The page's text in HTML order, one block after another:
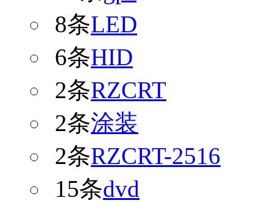
8条LED
6条HID
2条RZCRT
2条涂装
2条RZCRT-2516
15条dvd